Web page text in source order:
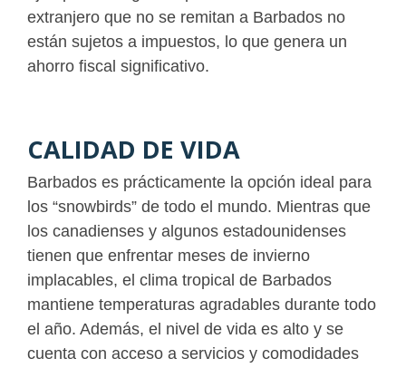
extranjero que no se remitan a Barbados no
están sujetos a impuestos, lo que genera un
ahorro fiscal significativo.
CALIDAD DE VIDA
Barbados es prácticamente la opción ideal para
los “snowbirds” de todo el mundo. Mientras que
los canadienses y algunos estadounidenses
tienen que enfrentar meses de invierno
implacables, el clima tropical de Barbados
mantiene temperaturas agradables durante todo
el año. Además, el nivel de vida es alto y se
cuenta con acceso a servicios y comodidades